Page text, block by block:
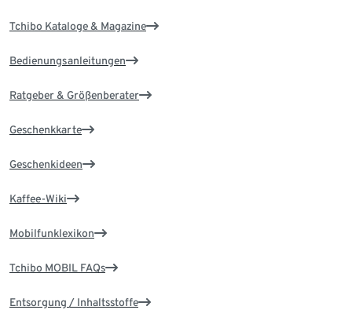
Tchibo Kataloge & Magazine
Bedienungsanleitungen
Ratgeber & Größenberater
Geschenkkarte
Geschenkideen
Kaffee-Wiki
Mobilfunklexikon
Tchibo MOBIL FAQs
Entsorgung / Inhaltsstoffe